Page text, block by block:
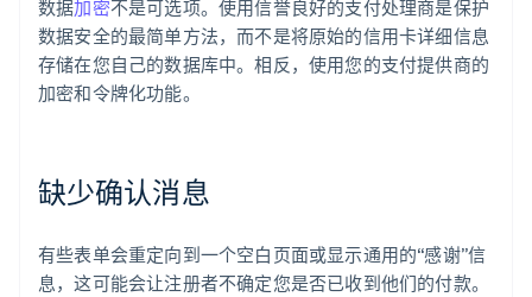
数据加密不是可选项。使用信誉良好的支付处理商是保护
数据安全的最简单方法，而不是将原始的信用卡详细信息
存储在您自己的数据库中。相反，使用您的支付提供商的
加密和令牌化功能。
缺少确认消息
有些表单会重定向到一个空白页面或显示通用的“感谢”信
息，这可能会让注册者不确定您是否已收到他们的付款。